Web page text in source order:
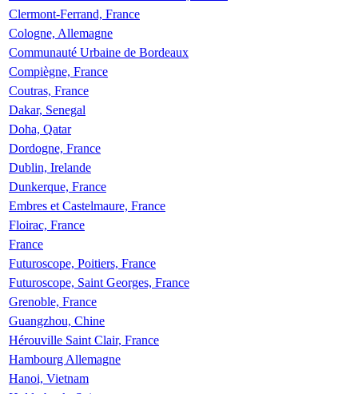
Clermont-Ferrand, France
Cologne, Allemagne
Communauté Urbaine de Bordeaux
Compiègne, France
Coutras, France
Dakar, Senegal
Doha, Qatar
Dordogne, France
Dublin, Irelande
Dunkerque, France
Embres et Castelmaure, France
Floirac, France
France
Futuroscope, Poitiers, France
Futuroscope, Saint Georges, France
Grenoble, France
Guangzhou, Chine
Hérouville Saint Clair, France
Hambourg Allemagne
Hanoi, Vietnam